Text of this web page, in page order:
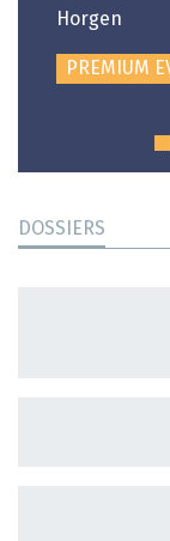
Horgen
PREMIUM
DOSSIERS